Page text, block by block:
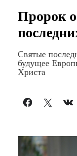
Пророк
Святые
будущее
Христа